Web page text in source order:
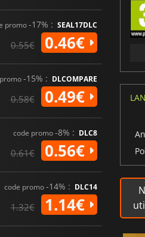
promo-17% : SEAL17DLC
0.55€ 0.46€
-15% : DLCOMPARE
0.58€ 0.49€
code promo-8% : DLC8
0.61€ 0.56€
code promo-14% : DLC14
1.32€ 1.14€